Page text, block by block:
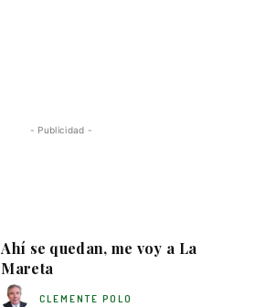
- Publicidad -
Ahí se quedan, me voy a La
Mareta
CLEMENTE POLO